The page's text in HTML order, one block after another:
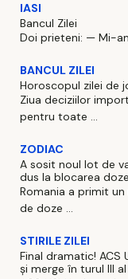
IASI
Bancul Zilei
Doi prieteni: — Mi-
BANCUL ZILEI
Horoscopul zilei de
Ziua deciziilor
pentru toate ...
ZODIAC
A sosit noul lot de
dus la blocarea
Romania a primit
de doze ...
STIRILE ZILEI
Final dramatic! ACS
și merge în turul III